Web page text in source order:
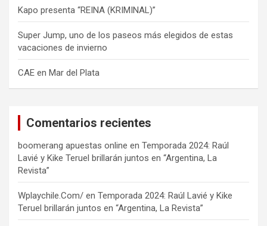
Kapo presenta “REINA (KRIMINAL)”
Super Jump, uno de los paseos más elegidos de estas
vacaciones de invierno
CAE en Mar del Plata
Comentarios recientes
boomerang apuestas online en Temporada 2024: Raúl
Lavié y Kike Teruel brillarán juntos en “Argentina, La
Revista”
Wplaychile.Com/ en Temporada 2024: Raúl Lavié y Kike
Teruel brillarán juntos en “Argentina, La Revista”